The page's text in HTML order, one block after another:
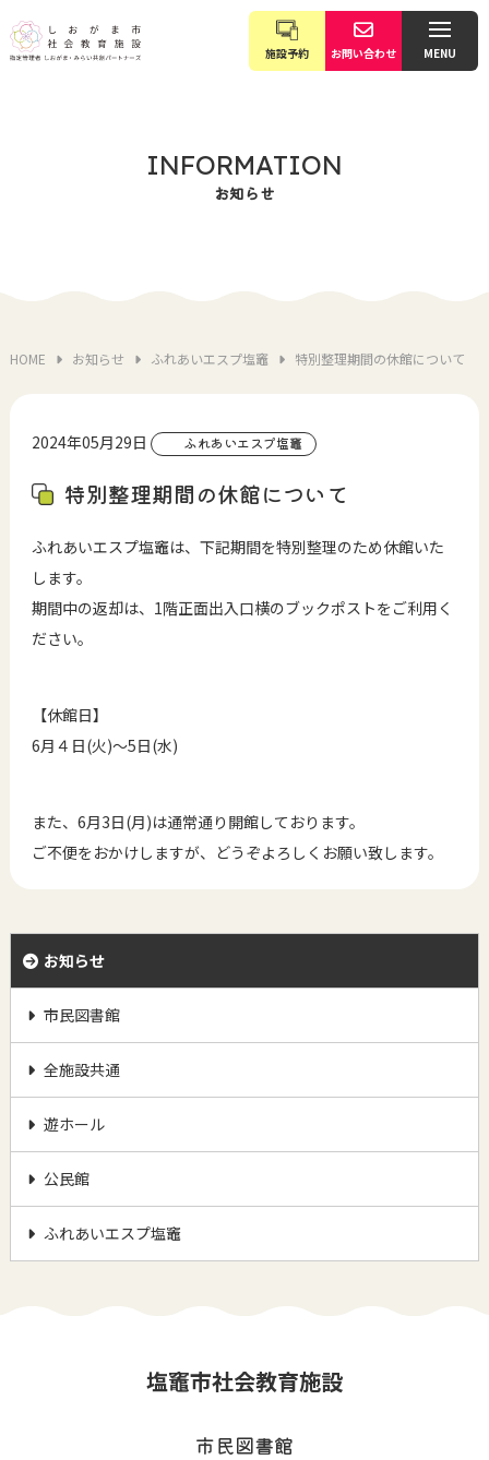
施設予約 お問い合わせ MENU
INFORMATION
お知らせ
HOME お知らせ ふれあいエスプ塩竈 特別整理期間の休館について
2024年05月29日 ふれあいエスプ塩竈
特別整理期間の休館について
ふれあいエスプ塩竈は、下記期間を特別整理のため休館いた
します。
期間中の返却は、 1階正面出入口横のブックポストをご利用く
ださい。
【休館日】
6月４日(火)～5日(水)
また、 6月3日(月)は通常通り開館しております。
ご不便をおかけしますが、どうぞよろしくお願い致します。
お知らせ
市民図書館
全施設共通
遊ホール
公民館
ふれあいエスプ塩竈
塩竈市社会教育施設
市民図書館